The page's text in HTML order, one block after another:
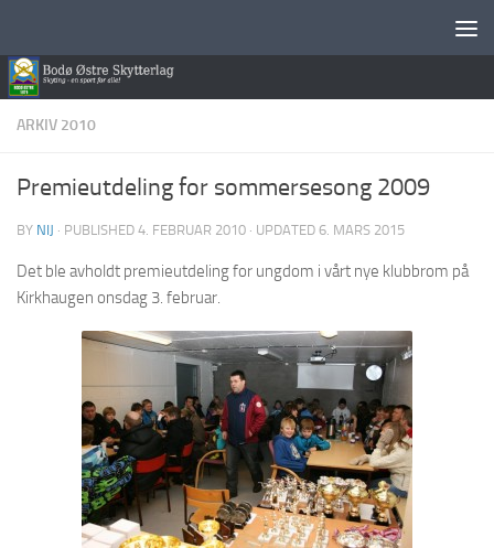
ARKIV 2010
Premieutdeling for sommersesong 2009
BY NIJ · PUBLISHED 4. FEBRUAR 2010 · UPDATED 6. MARS 2015
Det ble avholdt premieutdeling for ungdom i vårt nye klubbrom på
Kirkhaugen onsdag 3. februar.